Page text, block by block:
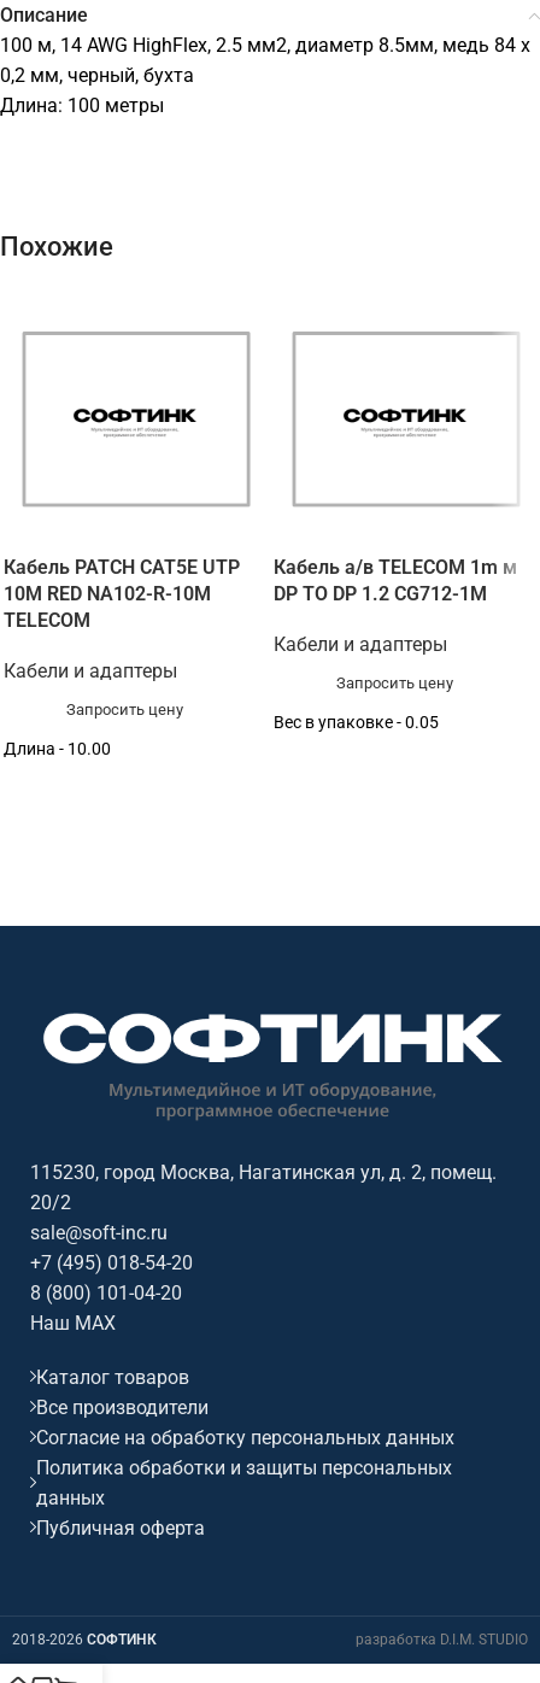
Описание
100 м, 14 AWG HighFlex, 2.5 мм2, диаметр 8.5мм, медь 84 x
0,2 мм, черный, бухта
Длина: 100 метры
Похожие
Кабель PATCH CAT5E UTP
10M RED NA102-R-10M
TELECOM
Кабели и адаптеры
Запросить цену
Длина - 10.00
Кабель а/в TELECOM 1m м
DP TO DP 1.2 CG712-1M
Кабели и адаптеры
Запросить цену
Вес в упаковке - 0.05
115230, город Москва, Нагатинская ул, д. 2, помещ.
20/2
sale@soft-inc.ru
+7 (495) 018-54-20
8 (800) 101-04-20
Наш MAX
Каталог товаров
Все производители
Согласие на обработку персональных данных
Политика обработки и защиты персональных
данных
Публичная оферта
2018-2026 СОФТИНК разработка D.I.M. STUDIO